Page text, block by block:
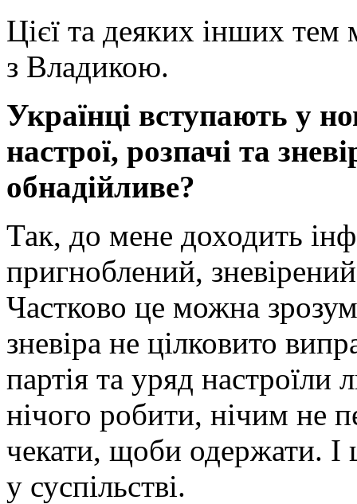
Цієї та деяких інших тем
з Владикою.
Українці вступають у
настрої, розпачі та
обнадійливе?
Так, до мене доходить
пригноблений,
Частково це можна
зневіра не цілковито
партія та уряд
нічого робити, нічим не
чекати, щоби одержати. І
у суспільстві.